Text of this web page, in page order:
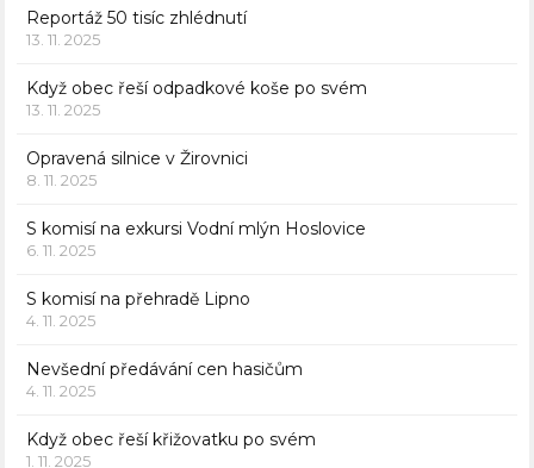
Reportáž 50 tisíc zhlédnutí
13. 11. 2025
Když obec řeší odpadkové koše po svém
13. 11. 2025
Opravená silnice v Žirovnici
8. 11. 2025
S komisí na exkursi Vodní mlýn Hoslovice
6. 11. 2025
S komisí na přehradě Lipno
4. 11. 2025
Nevšední předávání cen hasičům
4. 11. 2025
Když obec řeší křižovatku po svém
1. 11. 2025